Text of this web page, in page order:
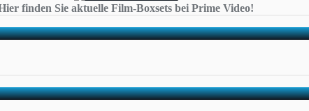
finden Sie aktuelle Film-Boxsets bei Prime Video!